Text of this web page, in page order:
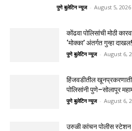
पुणे बुलेटिन न्यूज - August 5, 2026
कोंढवा पोलिसांची मोठी
‘मोक्का’ अंतर्गत गुन्हा दाखल!
पुणे बुलेटिन न्यूज - August 6,
हिंजवडीतील
पोलिसांनी पुणे–सोलापूर
पुणे बुलेटिन न्यूज - August 6,
उरुळी कांचन पोलीस स्टेशन